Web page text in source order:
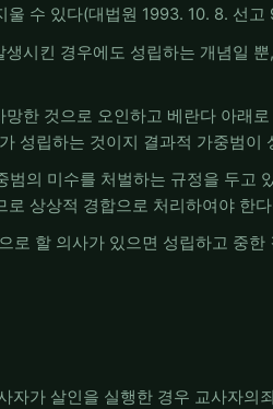
울 수 있다(대법원 1993. 10. 8. 선
시킨 경우에도 성립하는 개념일
한 것으로 오인하고 베란다 아래
성립하는 것이지 결과적 가중범이
의 미수를 처벌하는 규정을 두고
로 상상적 경합으로 처리하여야 한
할 의사가 있으면 성립하고 중한
자가 살인을 실행한 경우 교사자의